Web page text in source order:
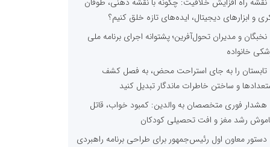
و ابزارهای دیجیتال، ایده‌های تازه خلق کنیم؟
نخبگان و مدیران تحول‌آفرین؛ پشتوانه اجرای برنامه ملی
خانواده
تابستان را به جای استراحت محض، به فصل کشف
و ساختن خاطرات ماندگار تبدیل کنید
هشدار فوری متخصصان به والدین: کمبود خواب، قاتل
رشد مغز و افت تحصیلی کودکان
دستور معاون اول رئیس‌جمهور برای طراحی برنامه راهبردی